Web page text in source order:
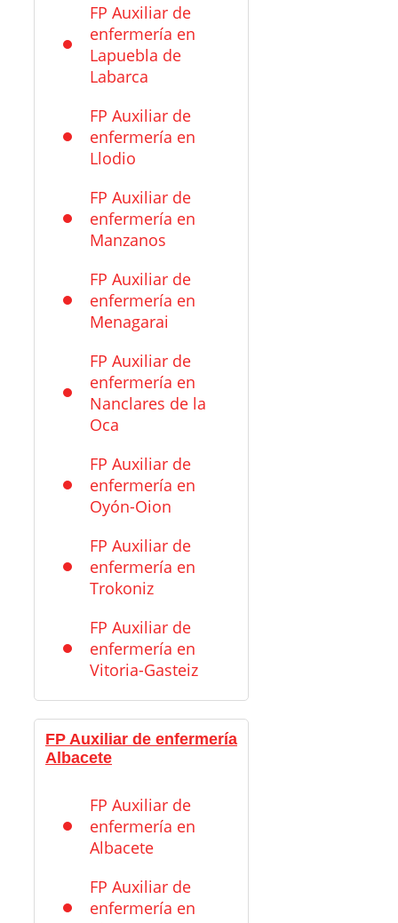
FP Auxiliar de
enfermería en
Lapuebla de
Labarca
FP Auxiliar de
enfermería en
Llodio
FP Auxiliar de
enfermería en
Manzanos
FP Auxiliar de
enfermería en
Menagarai
FP Auxiliar de
enfermería en
Nanclares de la
Oca
FP Auxiliar de
enfermería en
Oyón-Oion
FP Auxiliar de
enfermería en
Trokoniz
FP Auxiliar de
enfermería en
Vitoria-Gasteiz
FP Auxiliar de enfermería
Albacete
FP Auxiliar de
enfermería en
Albacete
FP Auxiliar de
enfermería en